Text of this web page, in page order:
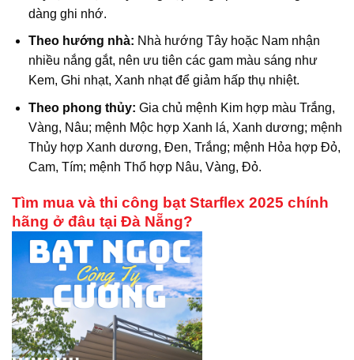
dàng ghi nhớ.
Theo hướng nhà: Nhà hướng Tây hoặc Nam nhận
nhiều nắng gắt, nên ưu tiên các gam màu sáng như
Kem, Ghi nhạt, Xanh nhạt để giảm hấp thụ nhiệt.
Theo phong thủy: Gia chủ mệnh Kim hợp màu Trắng,
Vàng, Nâu; mệnh Mộc hợp Xanh lá, Xanh dương; mệnh
Thủy hợp Xanh dương, Đen, Trắng; mệnh Hỏa hợp Đỏ,
Cam, Tím; mệnh Thổ hợp Nâu, Vàng, Đỏ.
Tìm mua và thi công bạt Starflex 2025 chính
hãng ở đâu tại Đà Nẵng?